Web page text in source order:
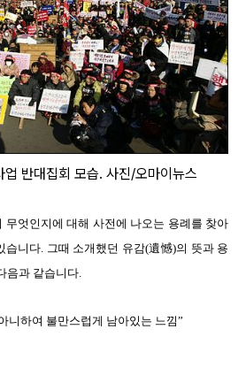
업 반대집회 모습. 사진/오마이뉴스
무엇인지에 대해 사전에 나오는 용례를 찾아
습니다. 그때 소개했던 유감(遺憾)의 뜻과 용
음과 같습니다.
니하여 불만스럽게 남아있는 느낌”